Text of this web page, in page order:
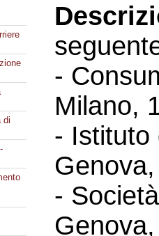
di
-
Milano,
- Istituto
-